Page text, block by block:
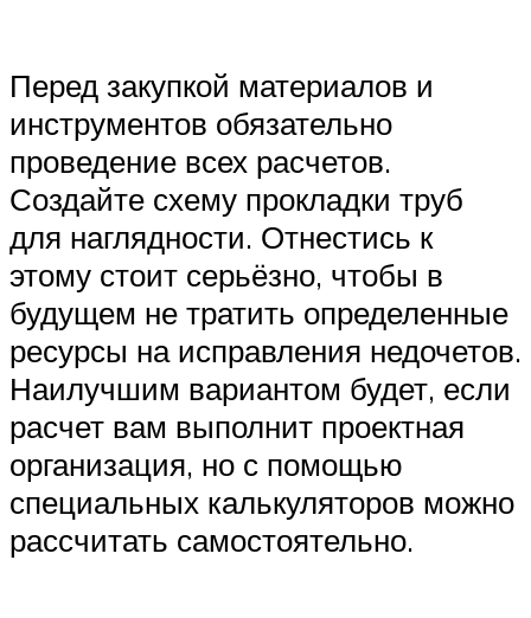
Перед закупкой материалов и
инструментов обязательно
проведение всех расчетов.
Создайте схему прокладки труб
для наглядности. Отнестись к
этому стоит серьёзно, чтобы в
будущем не тратить определенные
ресурсы на исправления недочетов.
Наилучшим вариантом будет, если
расчет вам выполнит проектная
организация, но с помощью
специальных калькуляторов можно
рассчитать самостоятельно.